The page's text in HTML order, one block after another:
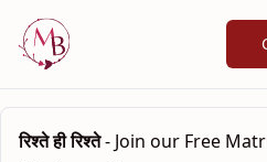
रिश्ते ही रिश्ते- Join our Free